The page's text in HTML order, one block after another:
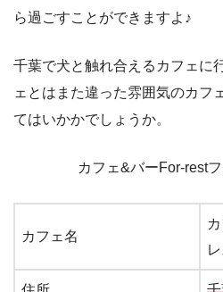
ら過ごすことができますよ♪
千葉で犬と触れ合えるカフェに
ェとはまた違った雰囲気のカフ
てはいかかでしょうか。
カフェ&バーFor-rest
カフェ名